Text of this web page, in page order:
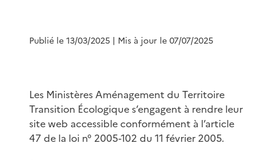
Publié le 13/03/2025 | Mis à jour le 07/07/2025
Les Ministères Aménagement du Territoire
Transition Écologique s’engagent à rendre leur
site web accessible conformément à l’article
47 de la loi n° 2005-102 du 11 février 2005.